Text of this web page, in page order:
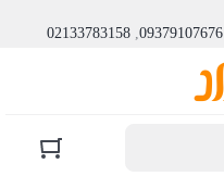
09379107676
,
02133783158